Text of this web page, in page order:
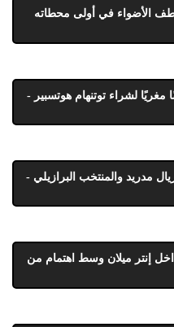
الأضواء في أولى محطاته
لشراء توتنهام هوتسبير -
مدريد والمنتخب البرازيلي -
إنتر ميلان وسط اهتمام من